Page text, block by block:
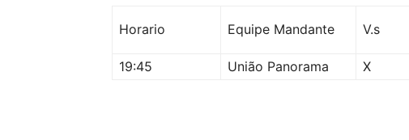
Horario Equipe Mandante V.s
19:45
União Panorama X